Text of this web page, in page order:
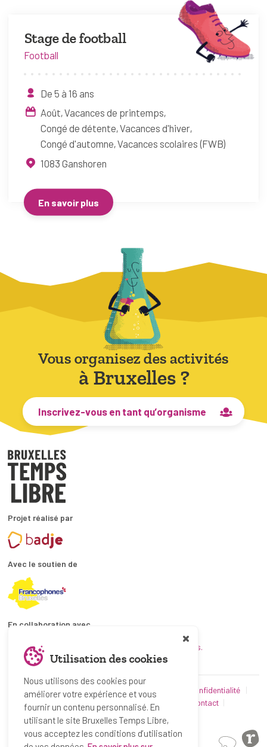
Stage de football
Football
De 5 à 16 ans
Août Vacances de printemps
Congé de détente Vacances d'hiver
Congé d'automne Vacances scolaires (FWB)
1083 Ganshoren
En savoir plus
Vous organisez des activités
à Bruxelles ?
Inscrivez-vous en tant qu’organisme
Projet réalisé par
Avec le soutien de
En collaboration avec
et les coordinations ATL bruxelloises.
© Bruxelles Temps Libre 2019-2026
Politique de confidentialité
Conditions d’utilisation
Utilisation des cookies
Contact
Partenaires
Utilisation des cookies
Nous utilisons des cookies pour
améliorer votre expérience et vous
fournir un contenu personnalisé. En
utilisant le site Bruxelles Temps Libre,
vous acceptez les conditions d’utilisation